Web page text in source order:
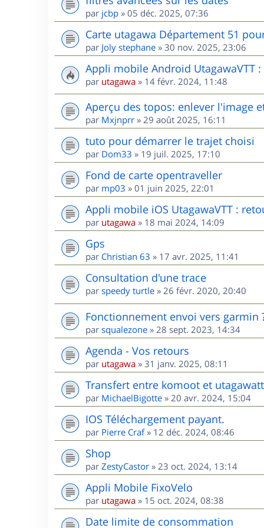
par jcbp » 05 déc. 2025, 07:36
Carte utagawa Département 51
par Joly stephane » 30 nov. 2025, 23:06
Appli mobile Android UtagawaVTT
par utagawa » 14 févr. 2024, 11:48
Aperçu des topos: enlever l'image
par Mxjnprr » 29 août 2025, 16:11
tuto pour démarrer le trajet choisi
par Dom33 » 19 juil. 2025, 17:10
Fond de carte opentraveller
par mp03 » 01 juin 2025, 22:01
Appli mobile iOS UtagawaVTT :
par utagawa » 18 mai 2024, 14:09
Gps
par Christian 63 » 17 avr. 2025, 11:41
Consultation d'une trace
par speedy turtle » 26 févr. 2020, 20:40
Fonctionnement envoi vers garmin
par squalezone » 28 sept. 2023, 14:34
Agenda - Vos retours
par utagawa » 31 janv. 2025, 08:11
Transfert entre komoot et utagawatt
par MichaelBigotte » 20 avr. 2024, 15:04
IOS Téléchargement payant.
par Pierre Craf» 12 déc. 2024, 08:46
Shop
par ZestyCastor » 23 oct. 2024, 13:14
Appli Mobile FixoVelo
par utagawa » 15 oct. 2024, 08:38
Date limite de consommation